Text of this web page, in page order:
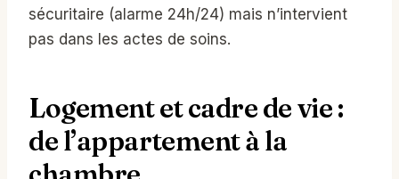
sécuritaire (alarme 24h/24) mais n’intervient
pas dans les actes de soins.
Logement et cadre de vie :
de l’appartement à la